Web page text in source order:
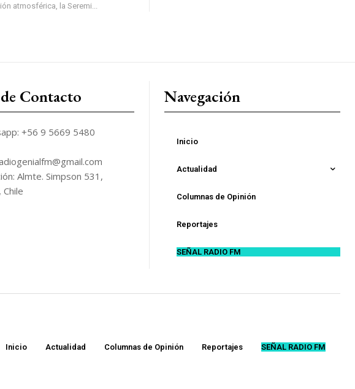
atmosférica, la Seremi...
Contacto
+56 9 5669 5480
Almte. Simpson 531,
Chile
Navegación
Inicio
Actualidad
Columnas de Opinión
Reportajes
SEÑAL RADIO FM
Inicio Actualidad Columnas de Opinión Reportajes SEÑAL RADIO FM